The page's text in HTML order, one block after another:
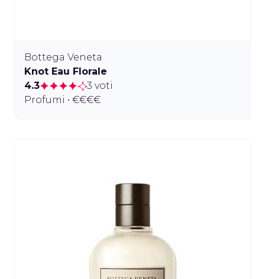
Bottega Veneta
Knot Eau Florale
4.3
3 voti
Profumi • €€€€